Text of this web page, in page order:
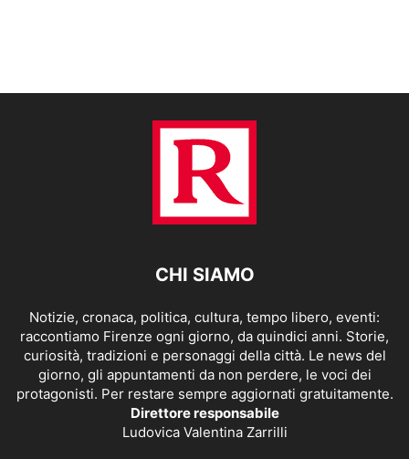
CHI SIAMO
Notizie, cronaca, politica, cultura, tempo libero, eventi:
raccontiamo Firenze ogni giorno, da quindici anni. Storie,
curiosità, tradizioni e personaggi della città. Le news del
giorno, gli appuntamenti da non perdere, le voci dei
protagonisti. Per restare sempre aggiornati gratuitamente.
Direttore responsabile
Ludovica Valentina Zarrilli